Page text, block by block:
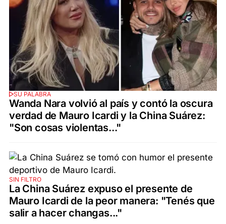
SU PALABRA
Wanda Nara volvió al país y contó la oscura
verdad de Mauro Icardi y la China Suárez:
"Son cosas violentas..."
SIN FILTRO
La China Suárez expuso el presente de
Mauro Icardi de la peor manera: "Tenés que
salir a hacer changas..."